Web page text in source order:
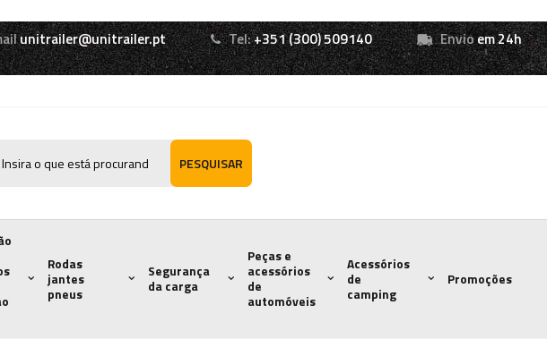
unitrailer@unitrailer.pt Tel:+351 (300) 509140 Envioem 24h
PESQUISAR
Rodas
jantes
pneus
Segurança
da carga
Peças e
acessórios
de
automóveis
Acessórios
de
camping
Promoções